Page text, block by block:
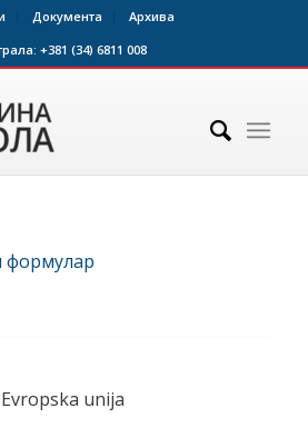
Документа
Архива
+381 (34) 6811 008
формулар
unija